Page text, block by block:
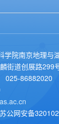
学院南京地理与
街道创展路299
025-86882020
公网安备